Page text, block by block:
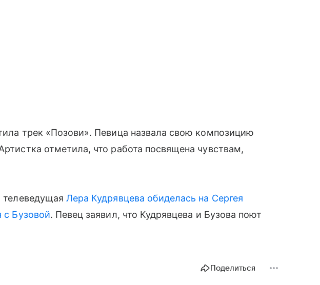
трек «Позови». Певица назвала свою композицию
отметила, что работа посвящена чувствам,
телеведущая Лера Кудрявцева обиделась на Сергея
с Бузовой. Певец заявил, что Кудрявцева и Бузова поют
Поделиться